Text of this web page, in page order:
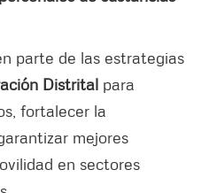
parte de las estrategias
Distrital para
fortalecer la
mejores
en sectores